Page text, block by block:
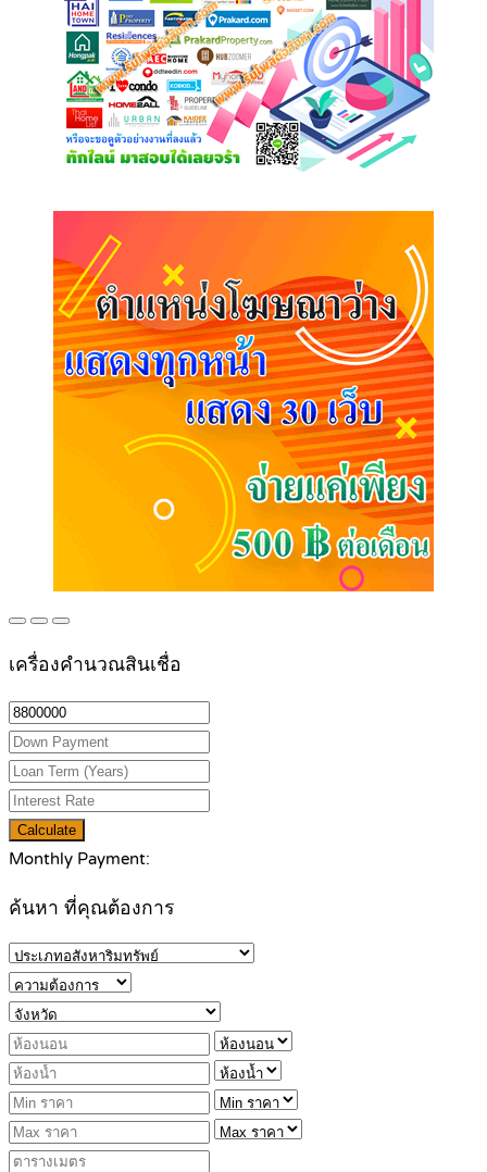
เครื่องคำนวณสินเชื่อ
Calculate
Monthly Payment:
ค้นหา ที่คุณต้องการ